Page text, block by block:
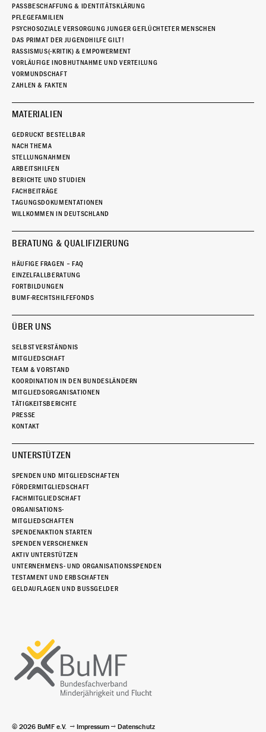
PASSBESCHAFFUNG & IDENTITÄTSKLÄRUNG
PFLEGEFAMILIEN
PSYCHOSOZIALE VERSORGUNG JUNGER GEFLÜCHTETER MENSCHEN
DAS PRIMAT DER JUGENDHILFE GILT!
RASSISMUS(-KRITIK) & EMPOWERMENT
VORLÄUFIGE INOBHUTNAHME UND VERTEILUNG
VORMUNDSCHAFT
ZAHLEN & FAKTEN
MATERIALIEN
GEDRUCKT BESTELLBAR
NACH THEMA
STELLUNGNAHMEN
ARBEITSHILFEN
BERICHTE UND STUDIEN
FACHBEITRÄGE
TAGUNGSDOKUMENTATIONEN
WILLKOMMEN IN DEUTSCHLAND
BERATUNG & QUALIFIZIERUNG
HÄUFIGE FRAGEN – FAQ
EINZELFALLBERATUNG
FORTBILDUNGEN
BUMF-RECHTSHILFEFONDS
ÜBER UNS
SELBSTVERSTÄNDNIS
MITGLIEDSCHAFT
TEAM & VORSTAND
KOORDINATION IN DEN BUNDESLÄNDERN
MITGLIEDSORGANISATIONEN
TÄTIGKEITSBERICHTE
PRESSE
KONTAKT
UNTERSTÜTZEN
SPENDEN UND MITGLIEDSCHAFTEN
FÖRDERMITGLIEDSCHAFT
FACHMITGLIEDSCHAFT
ORGANISATIONS-
MITGLIEDSCHAFTEN
SPENDENAKTION STARTEN
SPENDEN VERSCHENKEN
AKTIV UNTERSTÜTZEN
UNTERNEHMENS- UND ORGANISATIONSSPENDEN
TESTAMENT UND ERBSCHAFTEN
GELDAUFLAGEN UND BUSSGELDER
© 2026 BuMF e.V. Impressum Datenschutz